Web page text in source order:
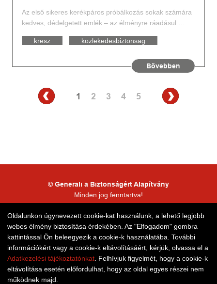
Az első sikeres kerékpáros próbálkozás sokak számára
kedves, dédelgetett emlék – az élményre ráadásul …
kresz kozlekedesbiztonsag
Bővebben
1 2 3 4 5
Oldalunkon úgynevezett cookie-kat használunk, a lehető legjobb
webes élmény biztosítása érdekében. Az "Elfogadom" gombra
kattintással Ön beleegyezik a cookie-k használatába. További
információkért vagy a cookie-k eltávolításáért, kérjük, olvassa el a
Adatkezelési tájékoztatónkat . Felhívjuk figyelmét, hogy a cookie-k
eltávolítása esetén előfordulhat, hogy az oldal egyes részei nem
működnek majd.
© Generali a Biztonságért Alapítvány
Minden jog fenntartva!
Kapcsolattartói adatkezelés
Honlaptérkép